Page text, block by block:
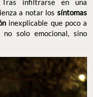
infiltrarse en una
a notar los síntomas
inexplicable que poco a
solo emocional, sino